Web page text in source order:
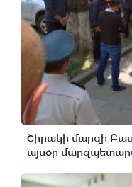
Շիրակի մարզի
այսօր